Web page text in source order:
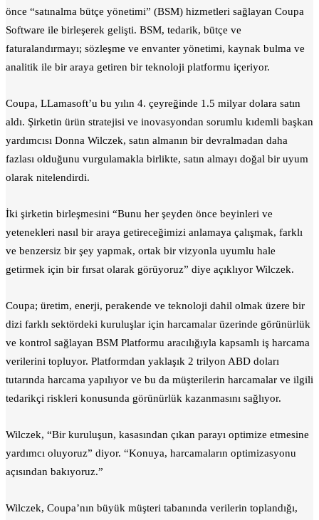
önce “satınalma bütçe yönetimi” (BSM) hizmetleri sağlayan Coupa
Software ile birleşerek gelişti. BSM, tedarik, bütçe ve
faturalandırmayı; sözleşme ve envanter yönetimi, kaynak bulma ve
analitik ile bir araya getiren bir teknoloji platformu içeriyor.
Coupa, LLamasoft’u bu yılın 4. çeyreğinde 1.5 milyar dolara satın
aldı. Şirketin ürün stratejisi ve inovasyondan sorumlu kıdemli başkan
yardımcısı Donna Wilczek, satın almanın bir devralmadan daha
fazlası olduğunu vurgulamakla birlikte, satın almayı doğal bir uyum
olarak nitelendirdi.
İki şirketin birleşmesini “Bunu her şeyden önce beyinleri ve
yetenekleri nasıl bir araya getireceğimizi anlamaya çalışmak, farklı
ve benzersiz bir şey yapmak, ortak bir vizyonla uyumlu hale
getirmek için bir fırsat olarak görüyoruz” diye açıklıyor Wilczek.
Coupa; üretim, enerji, perakende ve teknoloji dahil olmak üzere bir
dizi farklı sektördeki kuruluşlar için harcamalar üzerinde görünürlük
ve kontrol sağlayan BSM Platformu aracılığıyla kapsamlı iş harcama
verilerini topluyor. Platformdan yaklaşık 2 trilyon ABD doları
tutarında harcama yapılıyor ve bu da müşterilerin harcamalar ve ilgili
tedarikçi riskleri konusunda görünürlük kazanmasını sağlıyor.
Wilczek, “Bir kuruluşun, kasasından çıkan parayı optimize etmesine
yardımcı oluyoruz” diyor. “Konuya, harcamaların optimizasyonu
açısından bakıyoruz.”
Wilczek, Coupa’nın büyük müşteri tabanında verilerin toplandığı,